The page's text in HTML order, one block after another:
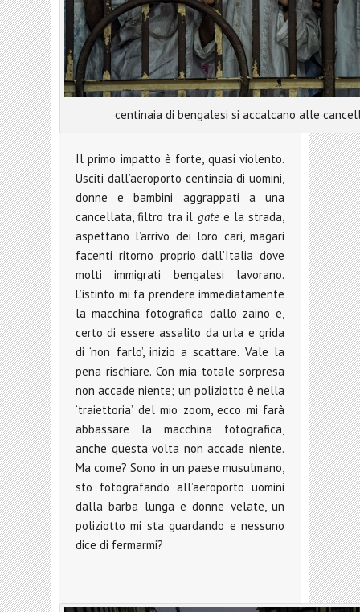
centinaia di bengalesi si accalcano alle
Il primo impatto è forte, quasi violento.
Usciti dall’aeroporto centinaia di uomini,
donne e bambini aggrappati a una
cancellata, filtro tra il gatee la strada,
aspettano l’arrivo dei loro cari, magari
facenti ritorno proprio dall’Italia dove
molti immigrati bengalesi lavorano.
L’istinto mi fa prendere immediatamente
la macchina fotografica dallo zaino e,
certo di essere assalito da urla e grida
di ‘non farlo’, inizio a scattare. Vale la
pena rischiare. Con mia totale sorpresa
non accade niente; un poliziotto è nella
‘traiettoria’ del mio zoom, ecco mi farà
abbassare la macchina fotografica,
anche questa volta non accade niente.
Ma come? Sono in un paese musulmano,
sto fotografando all’aeroporto uomini
dalla barba lunga e donne velate, un
poliziotto mi sta guardando e nessuno
dice di fermarmi?